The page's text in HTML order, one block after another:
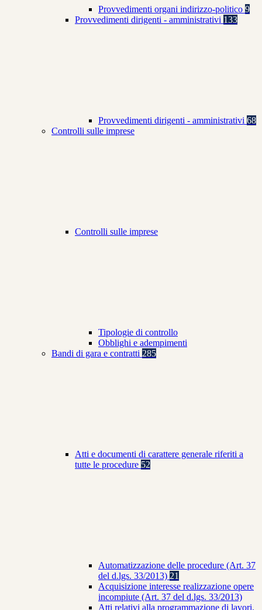
Provvedimenti organi indirizzo-politico 9
Provvedimenti dirigenti - amministrativi 133
Provvedimenti dirigenti - amministrativi 68
Controlli sulle imprese
Controlli sulle imprese
Tipologie di controllo
Obblighi e adempimenti
Bandi di gara e contratti 285
Atti e documenti di carattere generale riferiti a
tutte le procedure 52
Automatizzazione delle procedure (Art. 37
del d.lgs. 33/2013) 21
Acquisizione interesse realizzazione opere
incompiute (Art. 37 del d.lgs. 33/2013)
Atti relativi alla programmazione di lavori,